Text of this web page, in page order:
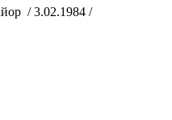
/ 3.02.1984 /